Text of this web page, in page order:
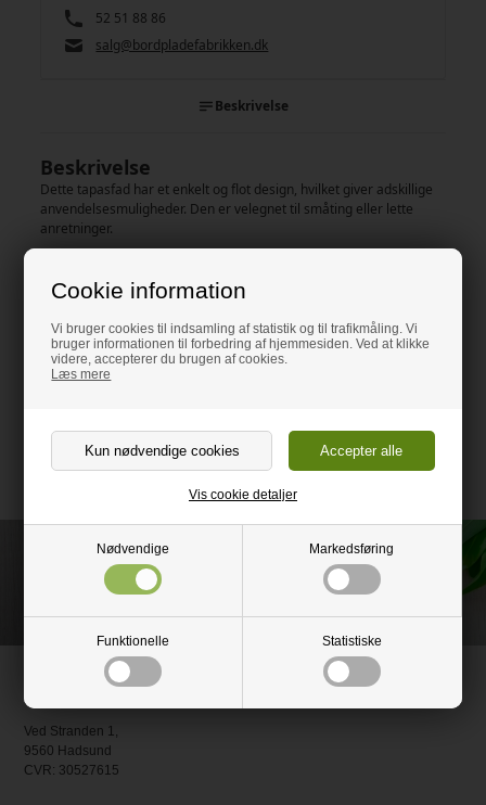
Cookie information
Vi bruger cookies til indsamling af statistik og til trafikmåling. Vi
bruger informationen til forbedring af hjemmesiden. Ved at klikke
videre, accepterer du brugen af cookies.
Læs mere
Nødvendige Markedsføring
Funktionelle Statistiske
Vis cookie detaljer
52 51 88 86
salg@bordpladefabrikken.dk
Beskrivelse
Beskrivelse
Dette tapasfad har et enkelt og flot design, hvilket giver adskillige
anvendelsesmuligheder. Den er velegnet til småting eller lette
anretninger.
som benytter resttræ fra andre virksomheder til at producere sine
samtidig med at deres produkter bliver produceret af træ i høj
kvalitet.
Mål (LBH): 400x200x20mm
Træsort: Eg
+45 52 51 88 86
Bordpladefabrikken.dk
Part of
Ved Stranden 1,
9560 Hadsund
CVR: 30527615